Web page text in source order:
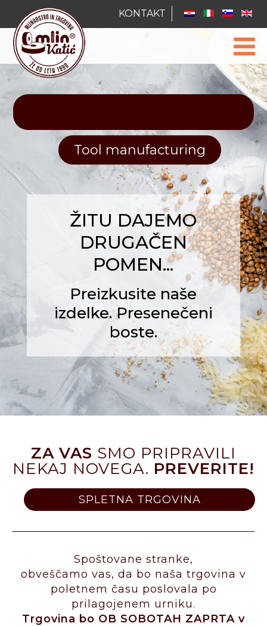
KONTAKT
Tool manufacturing
ŽITU DAJEMO
DRUGAČEN
POMEN...
Preizkusite naše
izdelke. Presenečeni
boste.
ZA VAS SMO PRIPRAVILI
NEKAJ NOVEGA. PREVERITE!
SPLETNA TRGOVINA
Spoštovane stranke,
obveščamo vas, da bo naša trgovina v
poletnem času poslovala po
prilagojenem urniku.
Trgovina bo OB SOBOTAH ZAPRTA v